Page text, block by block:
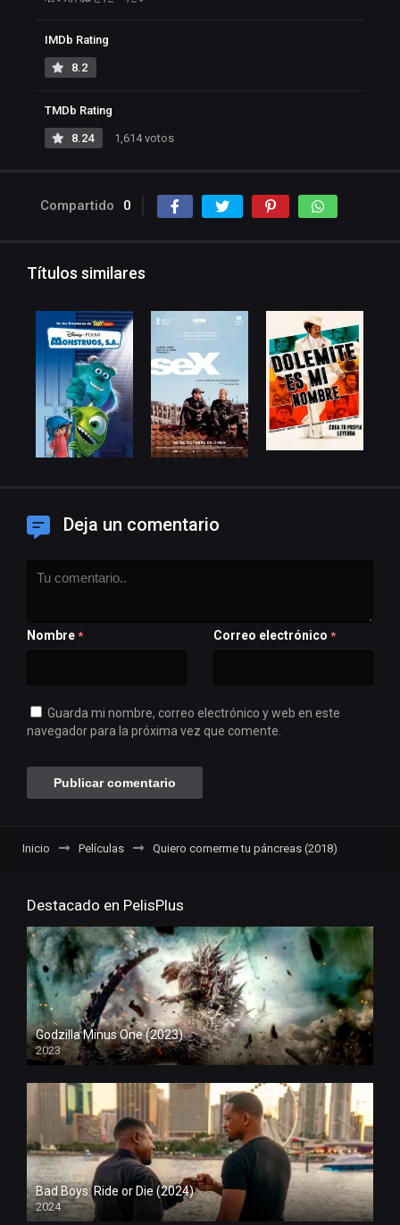
IMDb Rating
8.2
TMDb Rating
8.24 1,614 votos
Compartido 0
Títulos similares
Deja un comentario
Nombre * Correo electrónico *
Guarda mi nombre, correo electrónico y web en este
navegador para la próxima vez que comente.
Inicio Películas Quiero comerme tu páncreas (2018)
Destacado en PelisPlus
Godzilla Minus One (2023)
2023
Bad Boys: Ride or Die (2024)
2024